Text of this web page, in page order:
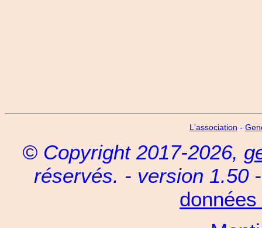
L'association -
© Copyright 2017-2026,
réservés. - version 1.50